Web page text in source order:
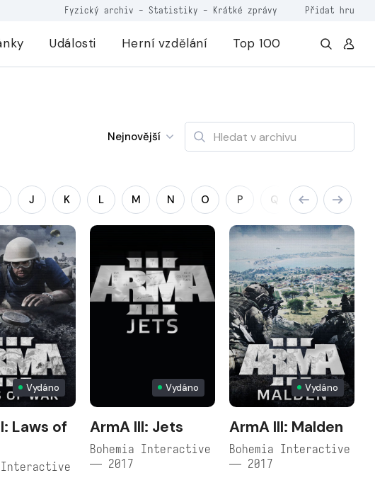
Fyzický archiv - Statistiky - Krátké zprávy Přidat hru
Události Herní vzdělání Top 100
Nejnovější
J K L M N O P Q R S
Vydáno
Laws of
Interactive
Vydáno
ArmA III: Jets
Bohemia Interactive
— 2017
Vydáno
ArmA III: Malden
Bohemia Interactive
— 2017